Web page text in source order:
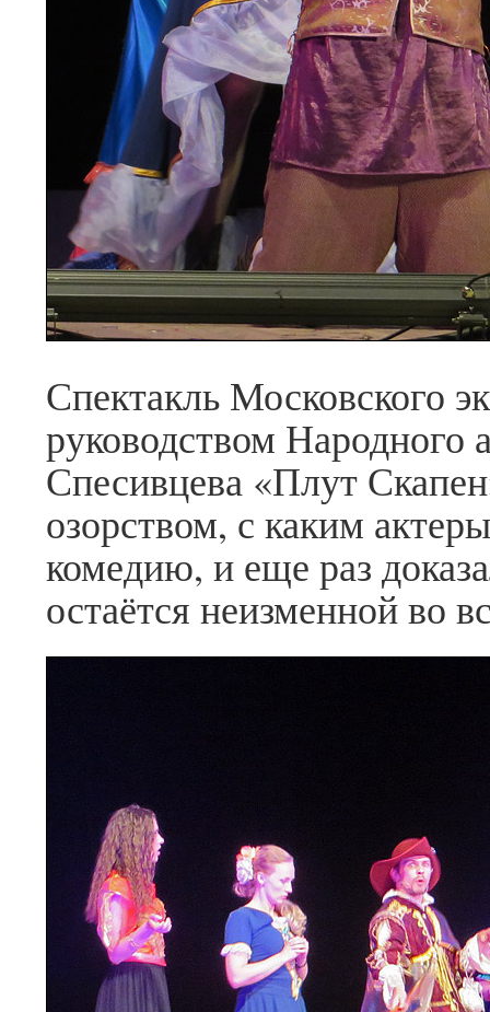
Спектакль Московского
руководством Народного
Спесивцева «Плут
озорством, с каким
комедию, и еще раз
остаётся неизменной во